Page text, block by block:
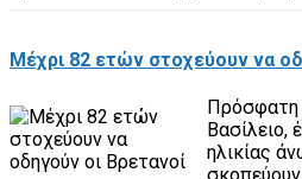
Μέχρι 82 ετών στοχεύουν να
Πρόσφατη
Βασίλειο,
ηλικίας